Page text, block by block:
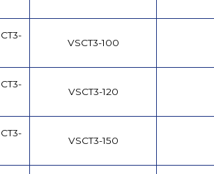
VSCT3-100
VSCT3-120
VSCT3-150